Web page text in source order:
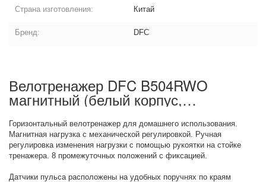
Страна изготовления: Китай
Бренд: DFC
Велотренажер DFC B504RWO
магнитный (белый корпус,
оранжевая полоса): описание товара
Горизонтальный велотренажер для домашнего использования.
Магнитная нагрузка с механической регулировкой. Ручная
регулировка изменения нагрузки с помощью рукоятки на стойке
тренажера. 8 промежуточных положений с фиксацией.
Датчики пульса расположены на удобных поручнях по краям